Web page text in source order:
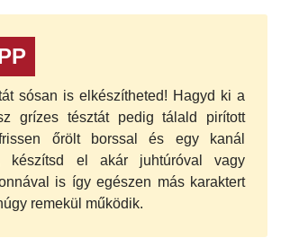
sósan is elkészítheted! Hagyd ki a
grízes tésztát pedig tálald pirított
őrölt borssal és egy kanál
készítsd el akár juhtúróval vagy
is így egészen más karaktert
remekül működik.